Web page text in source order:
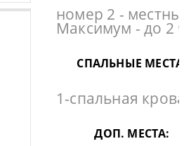
номер 2 -
Максимум - до 2
СПАЛЬНЫЕ
1-спальная
ДОП. МЕСТА: